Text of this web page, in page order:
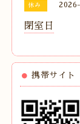
休み
閉室日
携帯サイト